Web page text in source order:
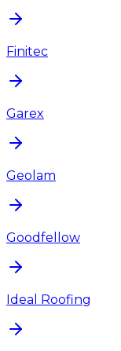
Finitec
Garex
Geolam
Goodfellow
Ideal Roofing